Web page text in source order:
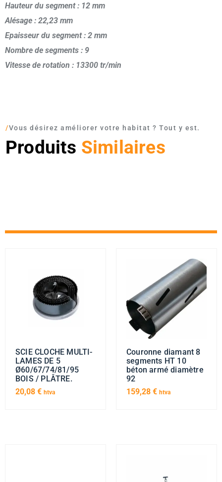
Hauteur du segment : 12 mm
Alésage : 22,23 mm
Epaisseur du segment : 2 mm
Nombre de segments : 9
Vitesse de rotation : 13300 tr/min
/Vous désirez améliorer votre habitat ? Tout y est.
Produits Similaires
SCIE CLOCHE MULTI-
LAMES DE 5
Ø60/67/74/81/95
BOIS / PLÂTRE.
20,08 € htva
Couronne diamant 8
segments HT 10
béton armé diamètre
92
159,28 € htva